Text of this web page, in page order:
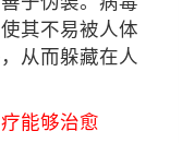
其不易被人体
从而躲藏在人
能够治愈